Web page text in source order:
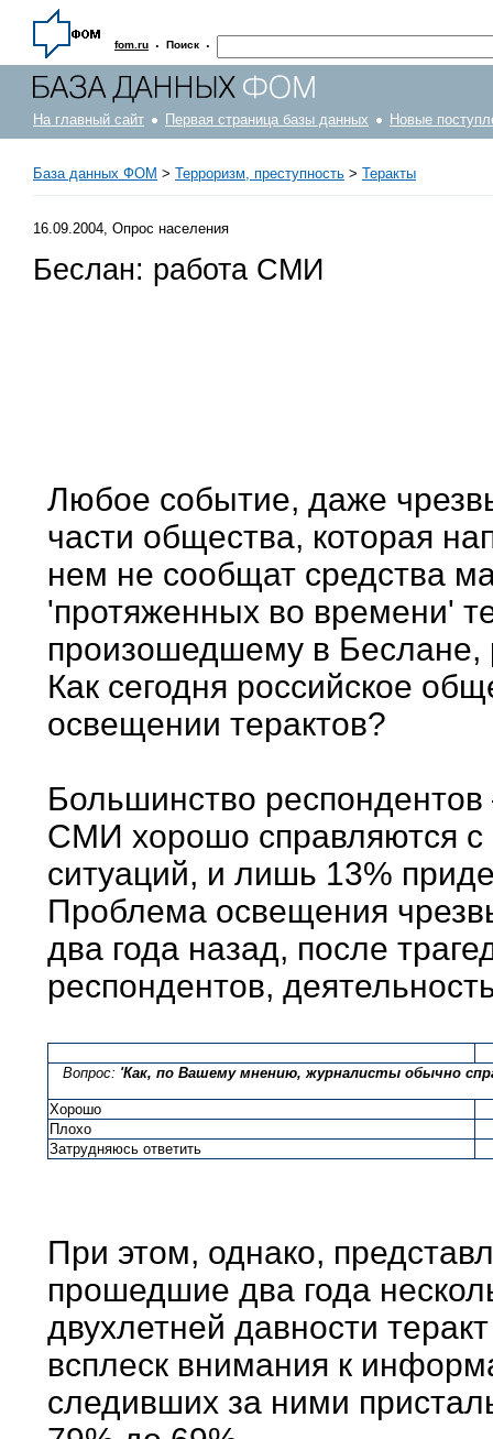
fom.ru · Поиск ·
На главный сайт Первая страница базы данных Новые
База данных ФОМ > Терроризм, преступность > Теракты
16.09.2004, Опрос населения
Беслан: работа СМИ
Любое событие, даже
части общества, которая
нем не сообщат средства
'протяженных во времени'
произошедшему в Беслане,
Как сегодня российское
освещении терактов?
Большинство
СМИ хорошо справляются с
ситуаций, и лишь 13%
Проблема освещения
два года назад, после
респондентов,
Вопрос: 'Как, по Вашему мнению, журналисты обычно
Хорошо
Плохо
Затрудняюсь ответить
При этом, однако,
прошедшие два года
двухлетней давности
всплеск внимания к
следивших за ними